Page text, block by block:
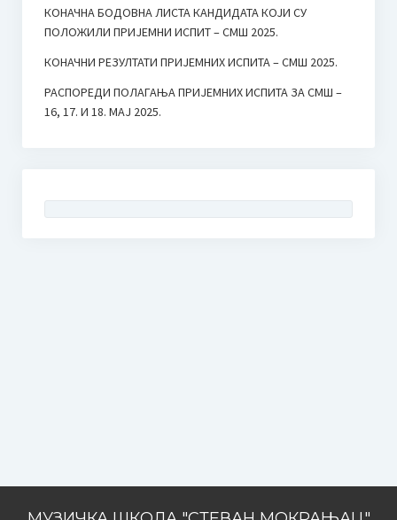
КОНАЧНА БОДОВНА ЛИСТА КАНДИДАТА КОЈИ СУ
ПОЛОЖИЛИ ПРИЈЕМНИ ИСПИТ – СМШ 2025.
КОНАЧНИ РЕЗУЛТАТИ ПРИЈЕМНИХ ИСПИТА – СМШ 2025.
РАСПОРЕДИ ПОЛАГАЊА ПРИЈЕМНИХ ИСПИТА ЗА СМШ –
16, 17. И 18. МАЈ 2025.